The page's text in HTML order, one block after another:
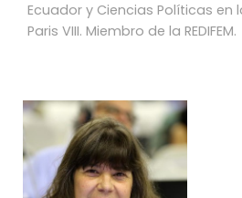
Ecuador y Ciencias Políticas en
Paris VIII. Miembro de la REDIFEM.